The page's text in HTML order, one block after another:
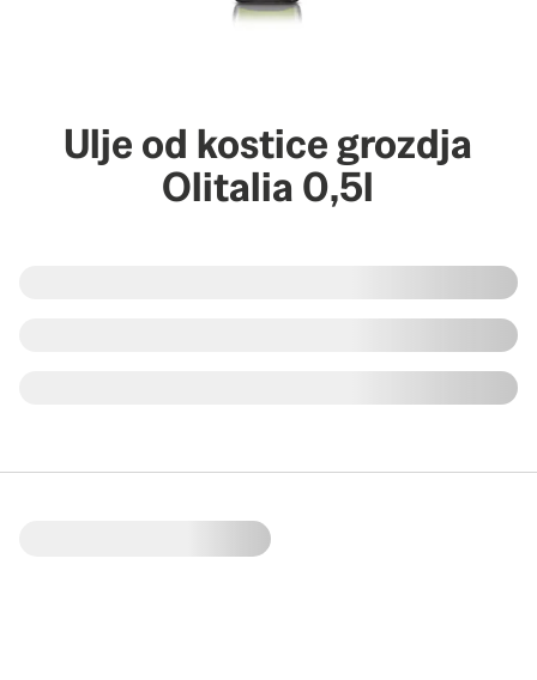
Ulje od kostice grozdja
Olitalia 0,5l